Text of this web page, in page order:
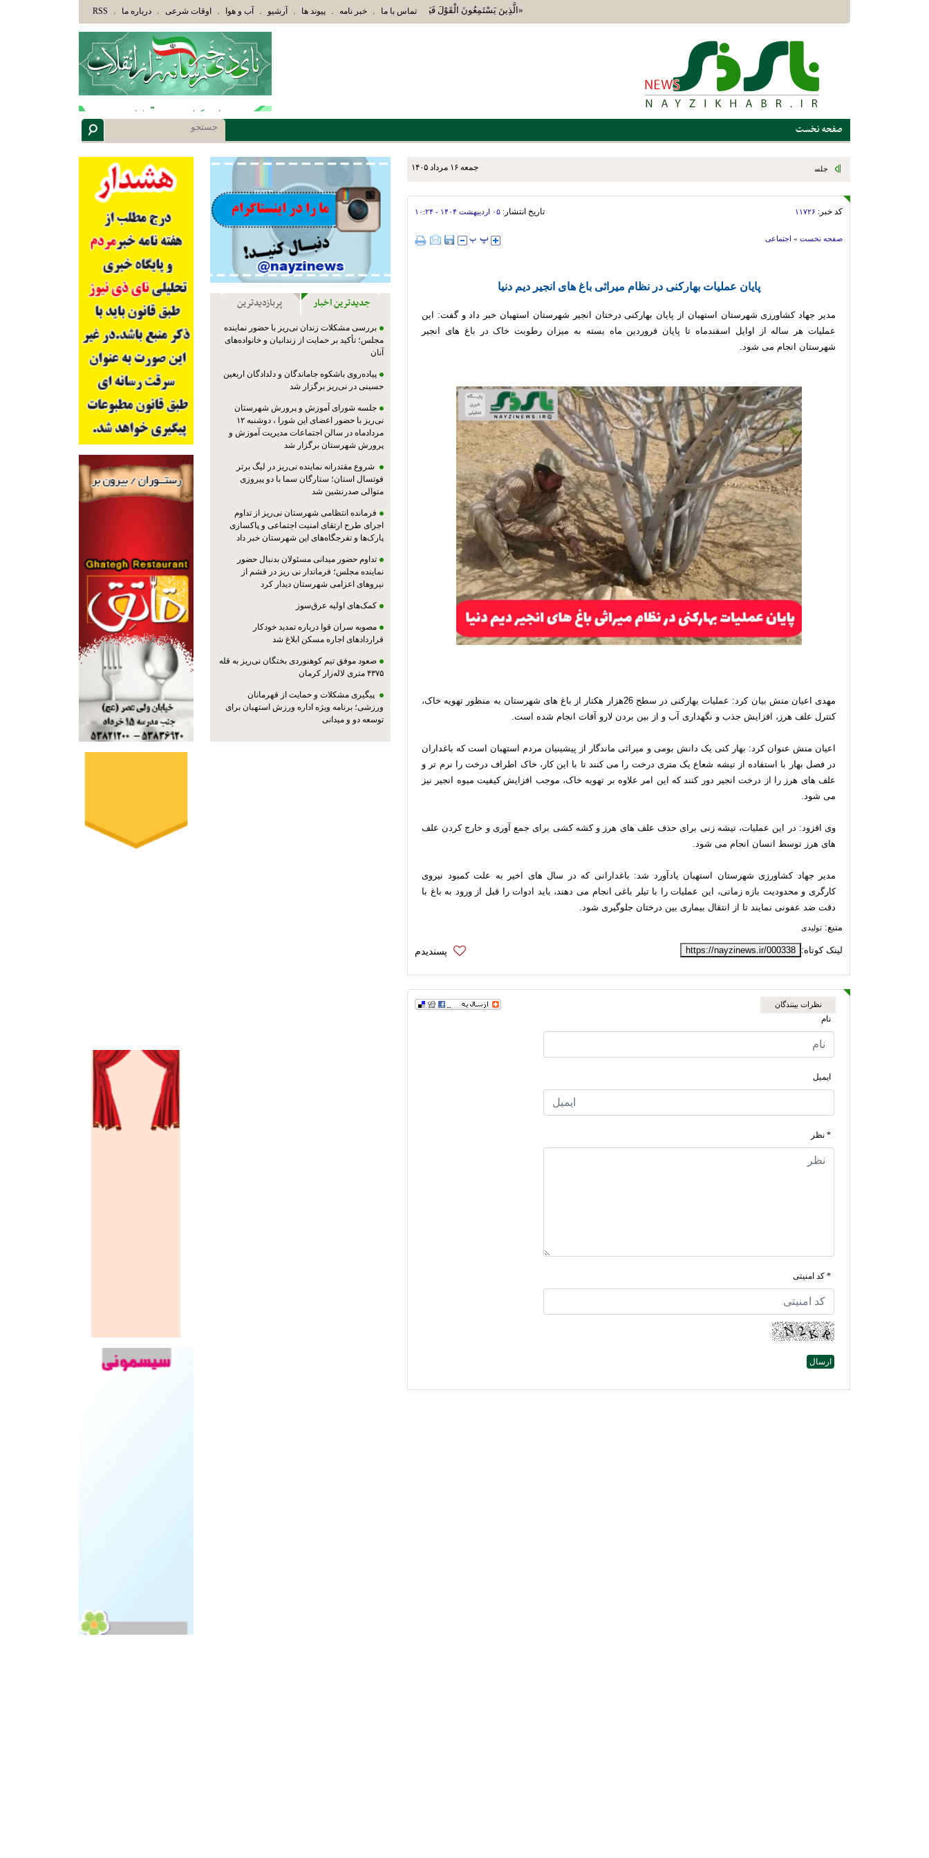
«الَّذِينَ يَسْتَمِعُونَ الْقَوْلَ فَيَتَّبِعُونَ أَحْسَنَهُ أُوْلَئِكَ الَّذِينَ هَدَاهُمُ اللَّهُ وَأُوْلَئِكَ هُمْ أُوْلُوا الْأَلْبَابِ» عاقلان هدایت یافته،حرفها را میشنوند و سپس بهترین را
تماس با ما . خبر نامه . پیوند ها . آرشیو . آب و هوا . اوقات شرعی . درباره ما .
RSS
صفحه نخست
جمعه ۱۶ مرداد ۱۴۰۵
کد خبر: ۱۱۷۲۶ تاریخ انتشار: ۰۵ ارديبهشت ۱۴۰۴ - ۱۰:۲۴
صفحه نخست » اجتماعی
پایان عملیات بهارکنی در نظام میراثی باغ های انجیر دیم دنیا
مدیر جهاد کشاورزی شهرستان استهبان از پایان بهارکنی درختان انجیر شهرستان استهبان خبر داد و گفت: این
عملیات هر ساله از اوایل اسفندماه تا پایان فروردین ماه بسته به میزان رطوبت خاک در باغ های انجیر
شهرستان انجام می شود.
مهدی اعیان منش بیان کرد: عملیات بهارکنی در سطح 26هزار هکتار از باغ های شهرستان به منظور تهویه خاک،
کنترل علف هرز، افزایش جذب و نگهداری آب و از بین بردن لارو آفات انجام شده است.
اعیان منش عنوان کرد: بهار کنی یک دانش بومی و میراثی ماندگار از پیشینیان مردم استهبان است که باغداران
در فصل بهار با استفاده از تیشه شعاع یک متری درخت را می کنند تا با این کار، خاک اطراف درخت را نرم تر و
علف های هرز را از درخت انجیر دور کنند که این امر علاوه بر تهویه خاک، موجب افزایش کیفیت میوه انجیر نیز
می شود.
وی افزود: در این عملیات، تیشه زنی برای حذف علف های هرز و کشه کشی برای جمع آوری و خارج کردن علف
های هرز توسط انسان انجام می شود.
مدیر جهاد کشاورزی شهرستان استهبان یادآورد شد: باغدارانی که در سال های اخیر به علت کمبود نیروی
کارگری و محدودیت بازه زمانی، این عملیات را با تیلر باغی انجام می دهند، باید ادوات را قبل از ورود به باغ با
دقت ضد عفونی نمایند تا از انتقال بیماری بین درختان جلوگیری شود.
منبع: تولیدی
لینک کوتاه: https://nayzinews.ir/000338
نظرات بینندگان
نام
ایمیل
* نظر
* کد امنیتی
جدیدترین اخبار پربازدیدترین
بررسی مشکلات زندان نی‌ریز با حضور نماینده
مجلس؛ تأکید بر حمایت از زندانیان و خانواده‌های
آنان
پیاده‌روی باشکوه جاماندگان و دلدادگان اربعین
حسینی در نی‌ریز برگزار شد
جلسه شورای آموزش و پرورش شهرستان
نی‌ریز با حضور اعضای این شورا ، دوشنبه ۱۲
مردادماه در سالن اجتماعات مدیریت آموزش و
پرورش شهرستان برگزار شد
شروع مقتدرانه نماینده نی‌ریز در لیگ برتر
فوتسال استان؛ ستارگان سما با دو پیروزی
متوالی صدرنشین شد
فرمانده انتظامی شهرستان نی‌ریز از تداوم
اجرای طرح ارتقای امنیت اجتماعی و پاکسازی
پارک‌ها و تفرجگاه‌های این شهرستان خبر داد
تداوم حضور میدانی مسئولان بدنبال حضور
نماینده مجلس؛ فرماندار نی ریز در قشم از
نیروهای اعزامی شهرستان دیدار کرد
کمک‌های اولیه عرق‌سوز
مصوبه سران قوا درباره تمدید خودکار
قراردادهای اجاره مسکن ابلاغ شد
صعود موفق تیم کوهنوردی بختگان نی‌ریز به قله
۴۳۷۵ متری لاله‌زار کرمان
پیگیری مشکلات و حمایت از قهرمانان
ورزشی؛ برنامه ویژه اداره ورزش استهبان برای
توسعه دو و میدانی